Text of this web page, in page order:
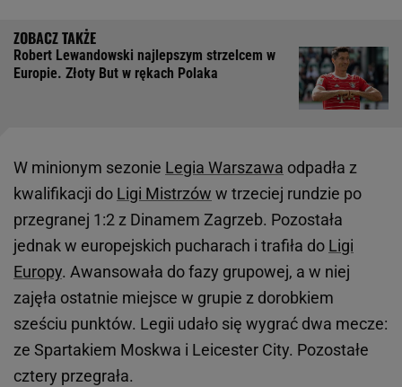
Robert Lewandowski najlepszym strzelcem w
Europie. Złoty But w rękach Polaka
W minionym sezonie Legia Warszawa odpadła z
kwalifikacji do Ligi Mistrzów w trzeciej rundzie po
przegranej 1:2 z Dinamem Zagrzeb. Pozostała
jednak w europejskich pucharach i trafiła do Ligi
Europy. Awansowała do fazy grupowej, a w niej
zajęła ostatnie miejsce w grupie z dorobkiem
sześciu punktów. Legii udało się wygrać dwa mecze:
ze Spartakiem Moskwa i Leicester City. Pozostałe
cztery przegrała.